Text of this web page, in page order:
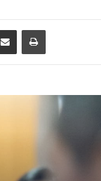
Share via Email Print